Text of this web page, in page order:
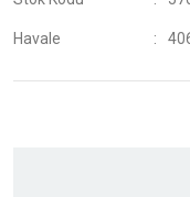
Havale